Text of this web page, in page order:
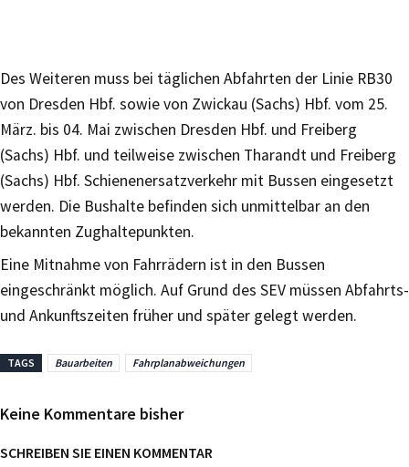
Des Weiteren muss bei täglichen Abfahrten der Linie RB30
von Dresden Hbf. sowie von Zwickau (Sachs) Hbf. vom 25.
März. bis 04. Mai zwischen Dresden Hbf. und Freiberg
(Sachs) Hbf. und teilweise zwischen Tharandt und Freiberg
(Sachs) Hbf. Schienenersatzverkehr mit Bussen eingesetzt
werden. Die Bushalte befinden sich unmittelbar an den
bekannten Zughaltepunkten.
Eine Mitnahme von Fahrrädern ist in den Bussen
eingeschränkt möglich. Auf Grund des SEV müssen Abfahrts-
und Ankunftszeiten früher und später gelegt werden.
TAGS Bauarbeiten Fahrplanabweichungen
Keine Kommentare bisher
SCHREIBEN SIE EINEN KOMMENTAR